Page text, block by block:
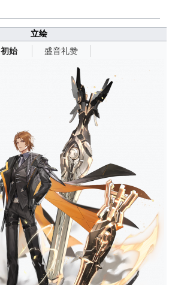
立绘
初始 盛音礼赞